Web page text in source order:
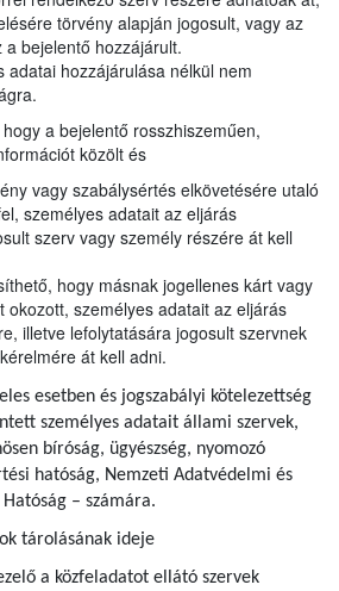
törvény alapján jogosult, vagy az
bejelentő hozzájárult.
adatai hozzájárulása nélkül nem
a bejelentő rosszhiszeműen,
közölt és
vagy szabálysértés elkövetésére utaló
személyes adatait az eljárás
szerv vagy személy részére át kell
hogy másnak jogellenes kárt vagy
okozott, személyes adatait az eljárás
illetve lefolytatására jogosult szervnek
át kell adni.
esetben és jogszabályi kötelezettség
személyes adatait állami szervek,
bíróság, ügyészség, nyomozó
hatóság, Nemzeti Adatvédelmi és
– számára.
tárolásának ideje
a közfeladatot ellátó szervek